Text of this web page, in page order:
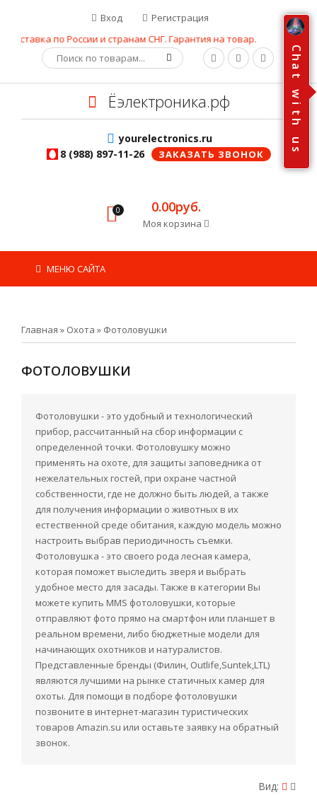
Вход
Регистрация
по России и странам СНГ. Гарантия на товар.
Ёэлектроника.рф
yourelectronics.ru
8 (988) 897-11-26
ЗАКАЗАТЬ ЗВОНОК
0 0.00руб.
Моя корзина
МЕНЮ САЙТА
Главная » Охота » Фотоловушки
ФОТОЛОВУШКИ
Фотоловушки - это удобный и технологический
прибор, рассчитанный на сбор информации с
определенной точки. Фотоловушку можно
применять на охоте, для защиты заповедника от
нежелательных гостей, при охране частной
собственности, где не должно быть людей, а также
для получения информации о животных в их
естественной среде обитания, каждую модель можно
настроить выбрав периодичность съемки.
Фотоловушка - это своего рода лесная камера,
которая поможет выследить зверя и выбрать
удобное место для засады. Также в категории Вы
можете купить MMS фотоловушки, которые
отправляют фото прямо на смартфон или планшет в
реальном времени, либо бюджетные модели для
начинающих охотников и натуралистов.
Представленные бренды (Филин, Outlife,Suntek,LTL)
являются лучшими на рынке статичных камер для
охоты. Для помощи в подборе фотоловушки
позвоните в интернет-магазин туристических
товаров Amazin.su или оставьте заявку на обратный
звонок.
Вид:
C
h
a
t
w
i
t
h
u
s